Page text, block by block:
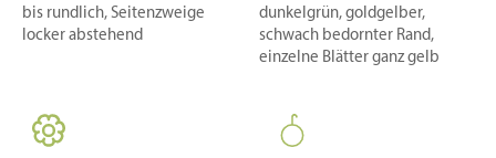
bis rundlich, Seitenzweige
locker abstehend
dunkelgrün, goldgelber,
schwach bedornter Rand,
einzelne Blätter ganz gelb